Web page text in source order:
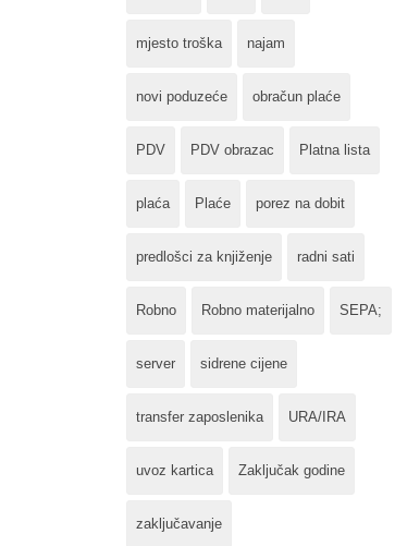
mjesto troška najam
novi poduzeće obračun plaće
PDV PDV obrazac Platna lista
plaća Plaće porez na dobit
predlošci za knjiženje radni sati
Robno Robno materijalno SEPA;
server sidrene cijene
transfer zaposlenika URA/IRA
uvoz kartica Zaključak godine
zaključavanje